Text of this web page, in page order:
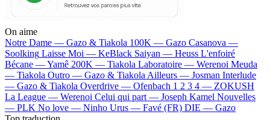
On aime
Notre Dame — Gazo & Tiakola 100K — Gazo Casanova —
Soolking Laisse Moi — KeBlack Saiyan — Heuss L'enfoiré
Bécane —Yamê 200K — Tiakola Laboratoire — Werenoi Meuda
— Tiakola Outro — Gazo & Tiakola Ailleurs — Josman Interlude
— Gazo & Tiakola Overdrive — Ofenbach 1 2 3 4 — ZOKUSH
La League — Werenoi Celui qui part — Joseph Kamel Nouvelles
— PLK No love — Ninho Urus — Favé (FR) DIE — Gazo